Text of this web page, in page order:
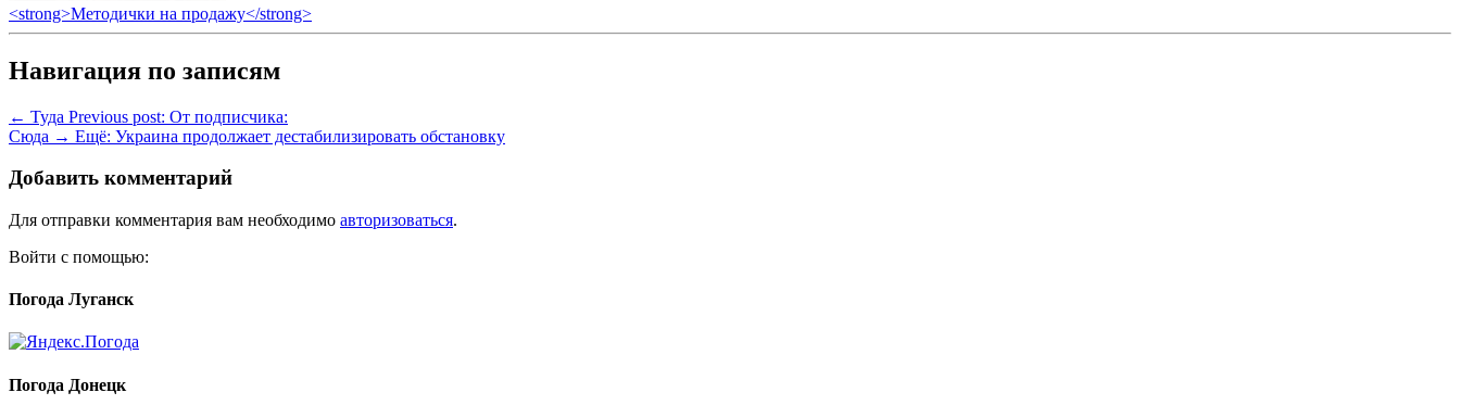
<strong>Методички на продажу</strong>
Навигация по записям
← Туда Previous post: От подписчика:
Сюда → Ещё: Украина продолжает дестабилизировать обстановку
Добавить комментарий
Для отправки комментария вам необходимо авторизоваться.
Войти с помощью:
Погода Луганск
Погода Донецк